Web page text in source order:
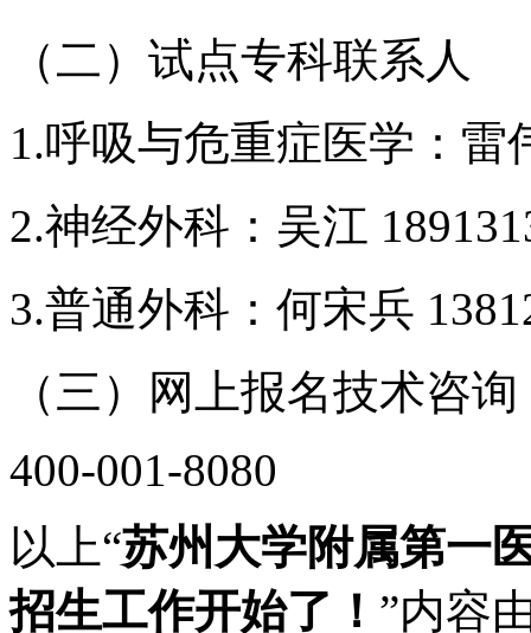
（二）试点专科联系人
1.呼吸与危重症医学：雷
2.神经外科：吴江
3.普通外科：何宋兵
（三）网上报名技术咨询
400-001-8080
以上“苏州大学附属第一
招生工作开始了！ ”内容